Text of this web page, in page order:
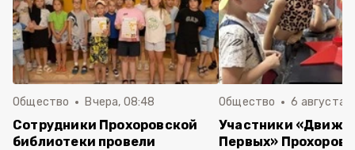
Общество Вчера, 08:48
Сотрудники Прохоровской
библиотеки провели
Общество 6 августа ,
Участники
Первых»